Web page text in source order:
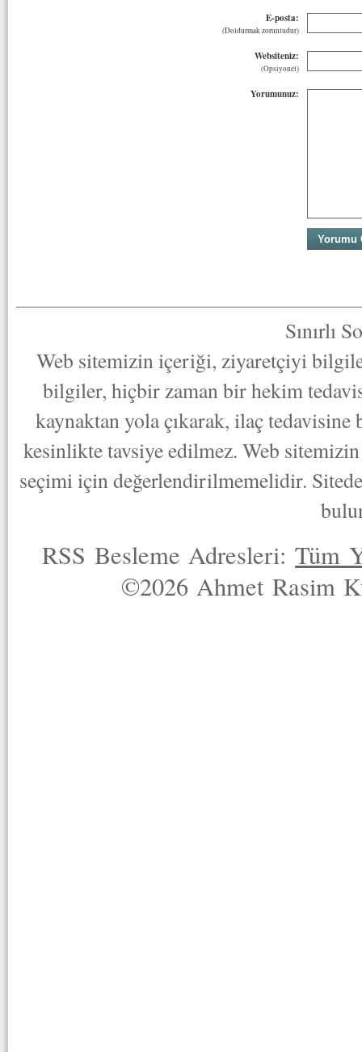
E-posta:
(Doldurmak zorunludur)
Websiteniz:
(Opsiyonel)
Yorumunuz:
Sınırlı
Web sitemizin içeriği, ziyaretçiyi
bilgiler, hiçbir zaman bir hekim
kaynaktan yola çıkarak, ilaç
kesinlikte tavsiye edilmez. Web
seçimi için değerlendirilmemelidir.
RSS Besleme Adresleri:Tüm
©2026 Ahmet Rasim